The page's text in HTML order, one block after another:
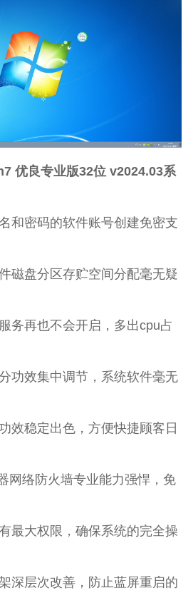
优良专业版32位 v2024.03系
密码的软件账号创建免密支
盘分区存贮空间分配毫无疑
再也不会开启，多出cpu占
效集中调节，系统软件毫无
稳定出色，方便快捷顾客日
络防火墙专业能力强悍，免
大权限，确保系统的完全操
层次改善，防止蓝屏重启的